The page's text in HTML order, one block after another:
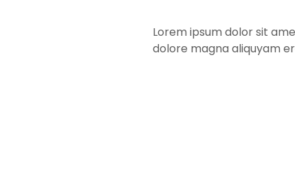
Lorem ipsum dolor sit
dolore magna aliquyam